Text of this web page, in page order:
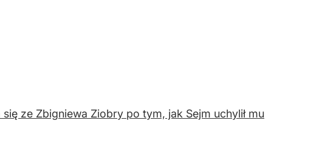
ze Zbigniewa Ziobry po tym, jak Sejm uchylił mu